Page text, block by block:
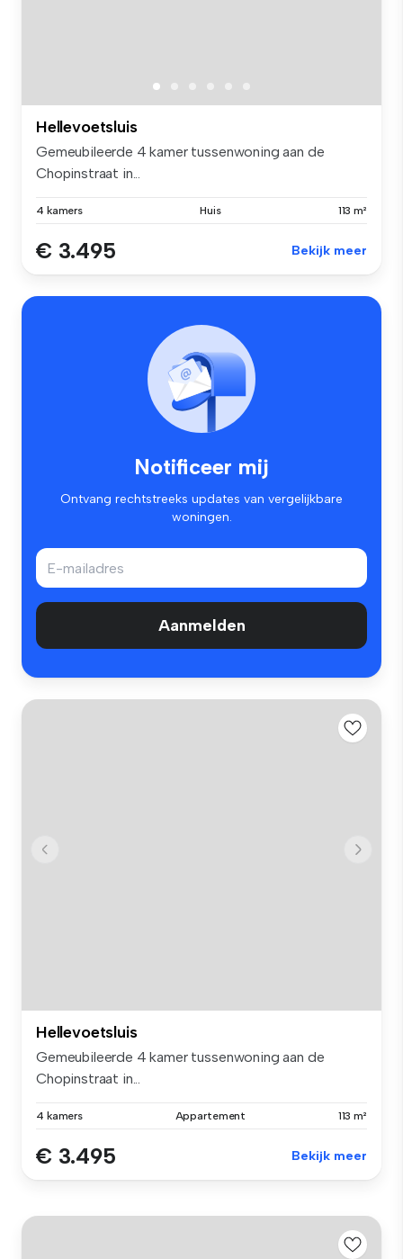
Hellevoetsluis
Gemeubileerde 4 kamer tussenwoning aan de
Chopinstraat in...
4 kamers Huis 113 m²
€ 3.495 Bekijk meer
Notificeer mij
Ontvang rechtstreeks updates van vergelijkbare
woningen.
Aanmelden
Hellevoetsluis
Gemeubileerde 4 kamer tussenwoning aan de
Chopinstraat in...
4 kamers Appartement 113 m²
€ 3.495 Bekijk meer